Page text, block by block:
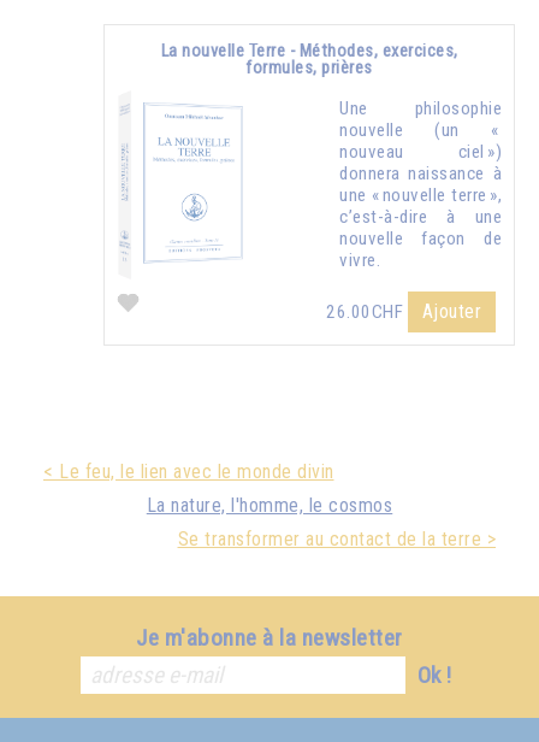
La nouvelle Terre - Méthodes, exercices,
formules, prières
Une philosophie
nouvelle (un «
nouveau ciel »)
donnera naissance à
une « nouvelle terre »,
c’est-à-dire à une
nouvelle façon de
vivre.
26.00CHF Ajouter
< Le feu, le lien avec le monde divin
La nature, l'homme, le cosmos
Se transformer au contact de la terre >
Je m'abonne à la newsletter
Ok !